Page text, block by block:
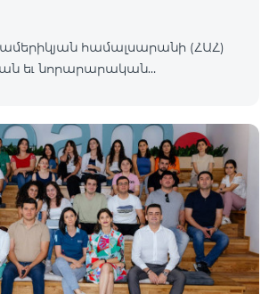
համալսարանի (ՀԱՀ)
եւ նորարարական
110 թիմերից 99-ը
նախնական փուլը, իսկ 34-ն
փուլ։ Ընտրությունն
է 48 մասնագետների կողմից,
հայտ ուսումնասիրել և
ըստ EWC-ի միջազգային
EWC մրցույթի
կանցկացվի